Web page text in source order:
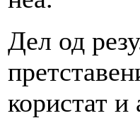
Дел од
користат